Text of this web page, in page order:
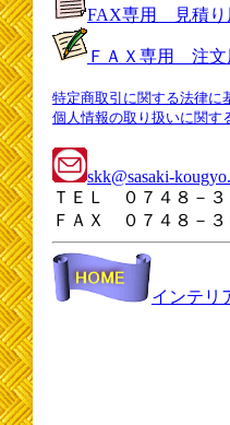
FAX専用 見積り
ＦＡＸ専用 注文
特定商取引に関する法律に
個人情報の取り扱いに関す
skk@sasaki-
ＴＥＬ ０７４８－３
ＦＡＸ ０７４８－３
インテリ